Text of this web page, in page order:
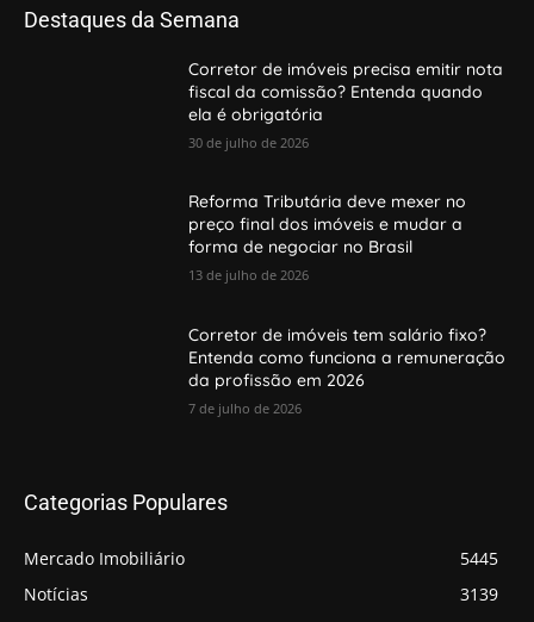
Destaques da Semana
Corretor de imóveis precisa emitir nota
fiscal da comissão? Entenda quando
ela é obrigatória
30 de julho de 2026
Reforma Tributária deve mexer no
preço final dos imóveis e mudar a
forma de negociar no Brasil
13 de julho de 2026
Corretor de imóveis tem salário fixo?
Entenda como funciona a remuneração
da profissão em 2026
7 de julho de 2026
Categorias Populares
Mercado Imobiliário
5445
Notícias
3139